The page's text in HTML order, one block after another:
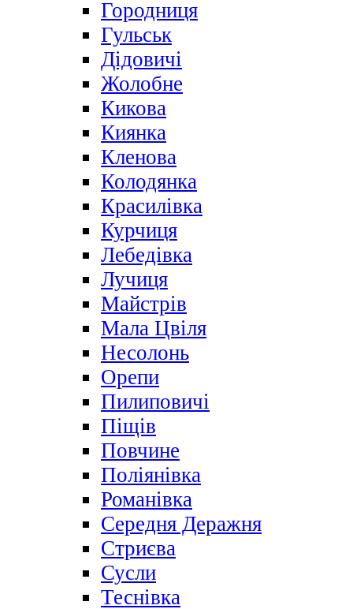
Городниця
Гульськ
Дідовичі
Жолобне
Кикова
Киянка
Кленова
Колодянка
Красилівка
Курчиця
Лебедівка
Лучиця
Майстрів
Мала Цвіля
Несолонь
Орепи
Пилиповичі
Піщів
Повчине
Поліянівка
Романівка
Середня Деражня
Стриєва
Сусли
Теснівка